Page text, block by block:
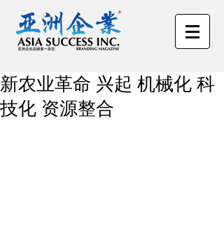
新农业革命 兴起 机械化 科
技化 资源整合